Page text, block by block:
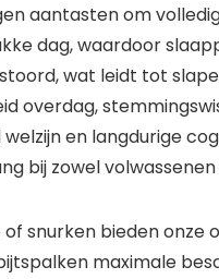
aantasten om
dag, waardoor
wat leidt tot
overdag,
en langdurige
bij zowel volwassenen
of snurken bieden onze
maximale